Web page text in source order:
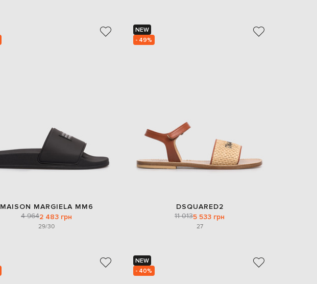
MAISON MARGIELA MM6
4 9642 483 грн
29/30
NEW
- 49%
DSQUARED2
11 0135 533 грн
27
NEW
- 40%